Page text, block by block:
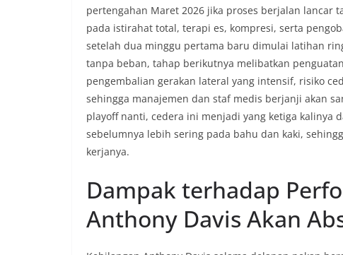
pertengahan Maret 2026 jika proses berjalan lancar
pada istirahat total, terapi es, kompresi, serta
setelah dua minggu pertama baru dimulai latihan
tanpa beban, tahap berikutnya melibatkan
pengembalian gerakan lateral yang intensif, risiko
sehingga manajemen dan staf medis berjanji akan
playoff nanti, cedera ini menjadi yang ketiga kalinya
sebelumnya lebih sering pada bahu dan kaki,
kerjanya.
Dampak terhadap
Anthony Davis Akan